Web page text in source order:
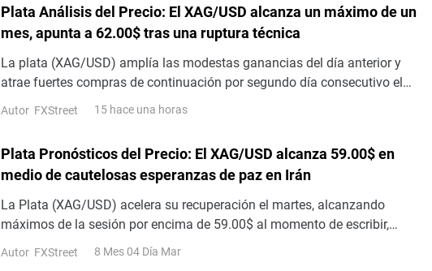
Plata Análisis del Precio: El XAG/USD alcanza un máximo de un
mes, apunta a 62.00$ tras una ruptura técnica
La plata (XAG/USD) amplía las modestas ganancias del día anterior y
atrae fuertes compras de continuación por segundo día consecutivo el
miércoles. El impulso positivo lleva al metal blanco a la zona de los 62.00$
– su nivel más alto desde el 7 de julio – durante la sesión europea
Autor FXStreet 15 hace una horas
Plata Pronósticos del Precio: El XAG/USD alcanza 59.00$ en
medio de cautelosas esperanzas de paz en Irán
La Plata (XAG/USD) acelera su recuperación el martes, alcanzando
máximos de la sesión por encima de 59.00$ al momento de escribir,
después de rebotar desde la zona de 56.50$ el lunes
Autor FXStreet 8 Mes 04 Día Mar